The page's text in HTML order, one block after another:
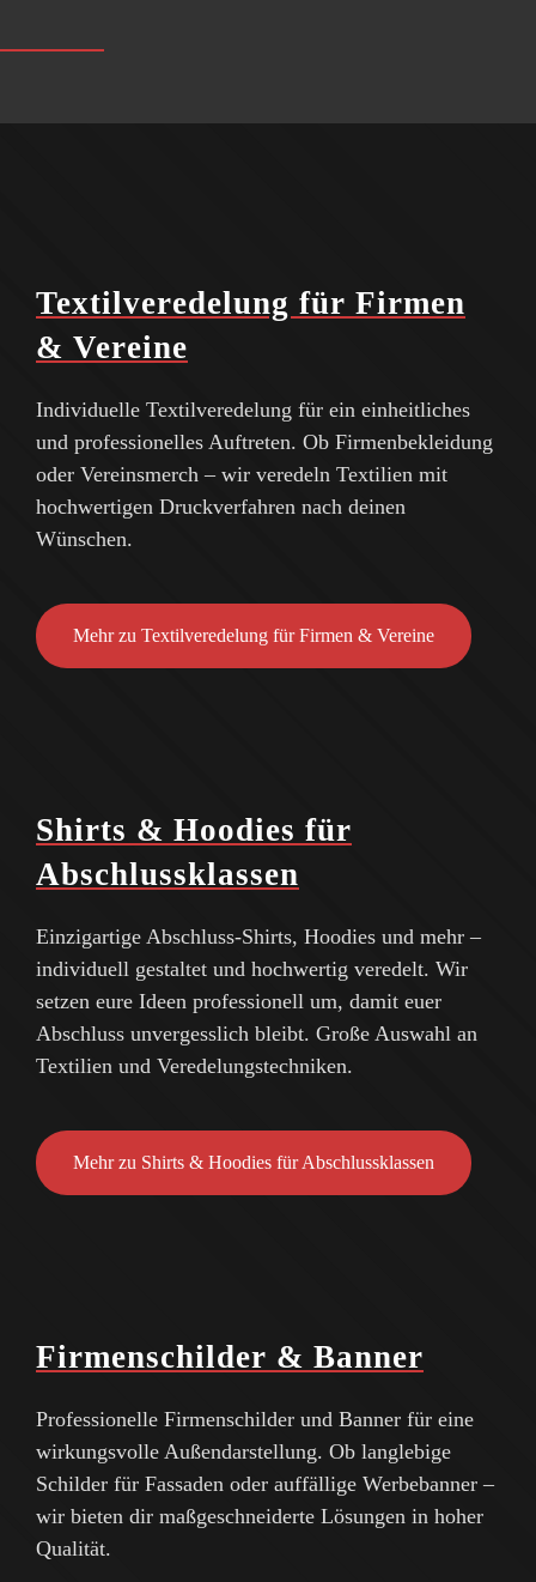
Textilveredelung für Firmen
& Vereine
Individuelle Textilveredelung für ein einheitliches
und professionelles Auftreten. Ob Firmenbekleidung
oder Vereinsmerch – wir veredeln Textilien mit
hochwertigen Druckverfahren nach deinen
Wünschen.
Mehr zu Textilveredelung für Firmen & Vereine
Shirts & Hoodies für
Abschlussklassen
Einzigartige Abschluss-Shirts, Hoodies und mehr –
individuell gestaltet und hochwertig veredelt. Wir
setzen eure Ideen professionell um, damit euer
Abschluss unvergesslich bleibt. Große Auswahl an
Textilien und Veredelungstechniken.
Mehr zu Shirts & Hoodies für Abschlussklassen
Firmenschilder & Banner
Professionelle Firmenschilder und Banner für eine
wirkungsvolle Außendarstellung. Ob langlebige
Schilder für Fassaden oder auffällige Werbebanner –
wir bieten dir maßgeschneiderte Lösungen in hoher
Qualität.